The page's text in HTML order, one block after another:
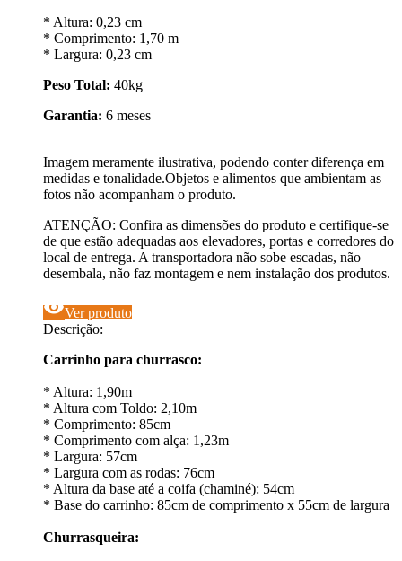
* Altura: 0,23 cm
* Comprimento: 1,70 m
* Largura: 0,23 cm
Peso Total: 40kg
Garantia: 6 meses
Imagem meramente ilustrativa, podendo conter diferença em
medidas e tonalidade.Objetos e alimentos que ambientam as
fotos não acompanham o produto.
ATENÇÃO: Confira as dimensões do produto e certifique-se
de que estão adequadas aos elevadores, portas e corredores do
local de entrega. A transportadora não sobe escadas, não
desembala, não faz montagem e nem instalação dos produtos.
visibilityVer produto
Descrição:
Carrinho para churrasco:
* Altura: 1,90m
* Altura com Toldo: 2,10m
* Comprimento: 85cm
* Comprimento com alça: 1,23m
* Largura: 57cm
* Largura com as rodas: 76cm
* Altura da base até a coifa (chaminé): 54cm
* Base do carrinho: 85cm de comprimento x 55cm de largura
Churrasqueira: